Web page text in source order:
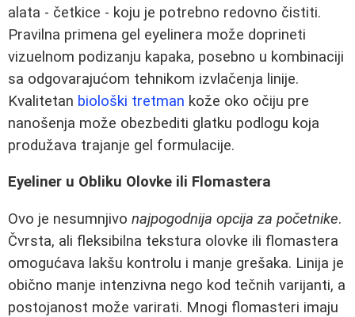
alata - četkice - koju je potrebno redovno čistiti.
Pravilna primena gel eyelinera može doprineti
vizuelnom podizanju kapaka, posebno u kombinaciji
sa odgovarajućom tehnikom izvlačenja linije.
Kvalitetan biološki tretman kože oko očiju pre
nanošenja može obezbediti glatku podlogu koja
produžava trajanje gel formulacije.
Eyeliner u Obliku Olovke ili Flomastera
Ovo je nesumnjivo najpogodnija opcija za početnike.
Čvrsta, ali fleksibilna tekstura olovke ili flomastera
omogućava lakšu kontrolu i manje grešaka. Linija je
obično manje intenzivna nego kod tečnih varijanti, a
postojanost može varirati. Mnogi flomasteri imaju